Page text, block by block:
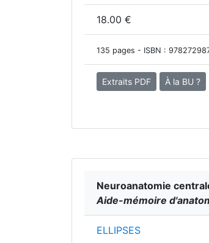
18.00 €
135 pages - ISBN :
Extraits PDF À la BU ?
Neuroanatomie
Aide-mémoire
ELLIPSES